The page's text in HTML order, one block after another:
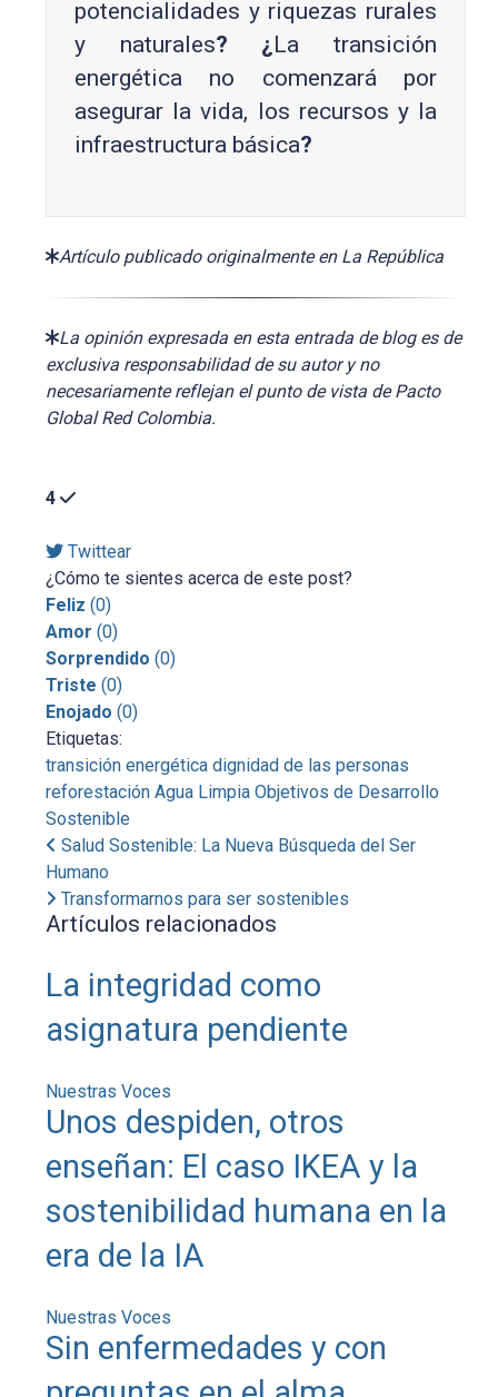
potencialidades y riquezas rurales
y naturales? ¿ La transición
energética no comenzará por
asegurar la vida, los recursos y la
infraestructura básica?
Artículo publicado originalmente en La República
La opinión expresada en esta entrada de blog es de
exclusiva responsabilidad de su autor y no
necesariamente reflejan el punto de vista de Pacto
Global Red Colombia.
4
Twittear
¿Cómo te sientes acerca de este post?
Feliz (0)
Amor (0)
Sorprendido (0)
Triste (0)
Enojado (0)
Etiquetas:
transición energética dignidad de las personas
reforestación Agua Limpia Objetivos de Desarrollo
Sostenible
Salud Sostenible: La Nueva Búsqueda del Ser
Humano
Transformarnos para ser sostenibles
Artículos relacionados
La integridad como
asignatura pendiente
Nuestras Voces
Unos despiden, otros
enseñan: El caso IKEA y la
sostenibilidad humana en la
era de la IA
Nuestras Voces
Sin enfermedades y con